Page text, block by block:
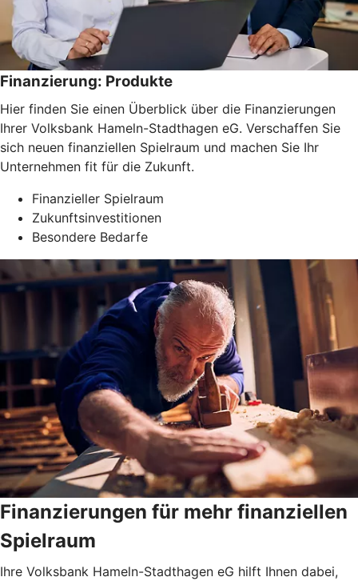
Finanzierung: Produkte
Hier finden Sie einen Überblick über die Finanzierungen
Ihrer Volksbank Hameln-Stadthagen eG. Verschaffen Sie
sich neuen finanziellen Spielraum und machen Sie Ihr
Unternehmen fit für die Zukunft.
Finanzieller Spielraum
Zukunftsinvestitionen
Besondere Bedarfe
Finanzierungen für mehr finanziellen
Spielraum
Ihre Volksbank Hameln-Stadthagen eG hilft Ihnen dabei,